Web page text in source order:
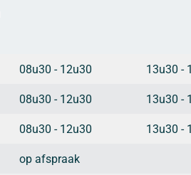
08u30 - 12u30 13u30 -
08u30 - 12u30 13u30 -
08u30 - 12u30 13u30 -
op afspraak